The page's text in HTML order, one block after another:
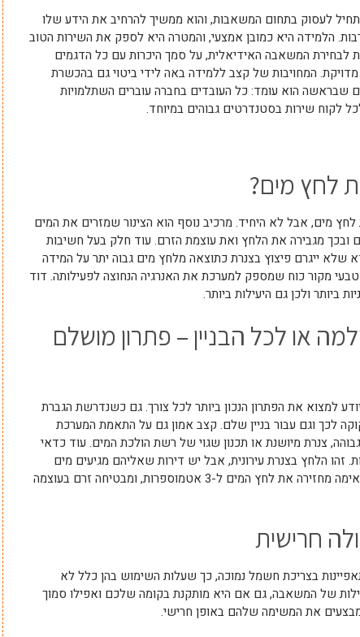
לעסוק בתחום המשאבות, והוא ממשיך להרחיב את הידע שלו
הלמידה היא כמובן אמצעי, והמטרה היא לספק את השירות הטוב
לבחירת המשאבה האידיאלית, על סמך היכרות עם כל הדגמים
המחויבות של קצב ללמידה באה לידי ביטוי גם בהכשרת
שבראשה הוא עומד: כל העובדים בחברה עוברים השתלמויות
לקוח שירות בסטנדרטים גבוהים במיוחד.
לחץ מים?
מים, אבל לא היחיד. מרכיב נוסף הוא הצינור שמזרים את המים
מגבירה את הלחץ ואת עוצמת הזרם. עוד חלק בעל חשיבות
שלא ייגרם פיצוץ בצנרת כתוצאה מלחץ מים גבוה יתר על המידה
טבעי מקור כוח שמספק למערכת את האנרגיה הנחוצה לפעילותה. דוד
ולכן גם היעילות ביותר.
או לכל הבניין – פתרון מושלם
למצוא את הפתרון הנכון ביותר לכל צורך. גם כשנדרשת הגברת
לכך וגם עבור בניין שלם. קצב אמון גם על התאמת המערכת
צנרת מיושנת או תכנון שגוי של רשת הולכת המים. עוד כדאי
הוא בערך 3 אטמוספרות. זהו הלחץ בצנרת עירונית, אבל יש דירות שאליהם מגיעים מים
בלחץ של 1.5 אטמוספרות בלבד. משאבה מתאימה מחזירה את לחץ המים ל-3 אטמוספרות, ומבטיחה זרם בעוצמה
חרישית
בצריכת חשמל נמוכה, כך שעלות השימוש בהן כלל לא
של המשאבה, גם אם היא מותקנת בקומה שלכם ואפילו סמוך
את המשימה שלהם באופן חרישי.